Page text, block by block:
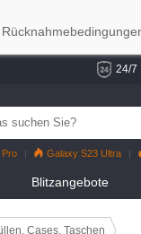
24/7
Pro Galaxy S23 Ultra
Blitzangebote
Cases, Taschen